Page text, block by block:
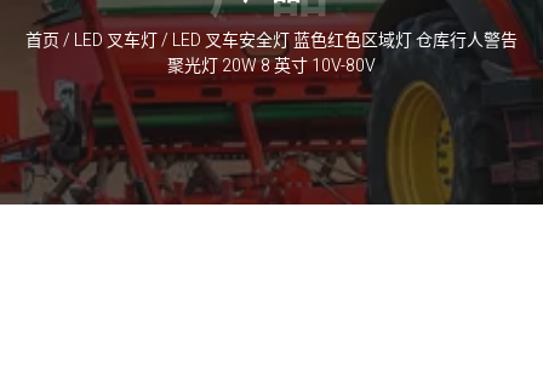
首页/ LED 叉车灯/ LED 叉车安全灯 蓝色红色区域灯 仓库行人警告
聚光灯 20W 8 英寸 10V-80V